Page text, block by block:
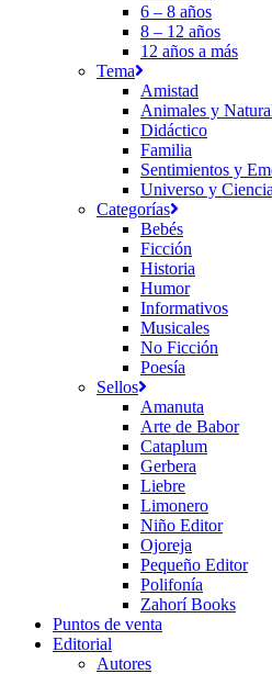
6 – 8 años
8 – 12 años
12 años a más
Tema
Amistad
Animales y
Didáctico
Familia
Sentimientos y
Universo y
Categorías
Bebés
Ficción
Historia
Humor
Informativos
Musicales
No Ficción
Poesía
Sellos
Amanuta
Arte de Babor
Cataplum
Gerbera
Liebre
Limonero
Niño Editor
Ojoreja
Pequeño Editor
Polifonía
Zahorí Books
Puntos de venta
Editorial
Autores